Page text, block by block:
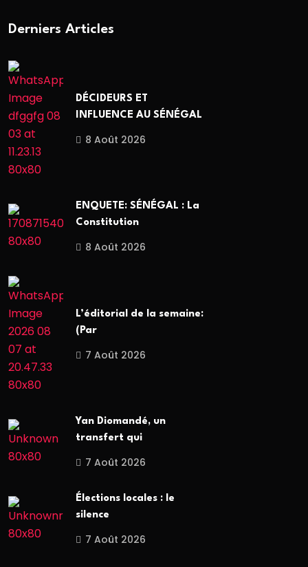
Derniers Articles
DÉCIDEURS ET
INFLUENCE AU SÉNÉGAL
8 Août 2026
ENQUETE: SÉNÉGAL : La
Constitution
8 Août 2026
L’éditorial de la semaine:
(Par
7 Août 2026
Yan Diomandé, un
transfert qui
7 Août 2026
Élections locales : le
silence
7 Août 2026